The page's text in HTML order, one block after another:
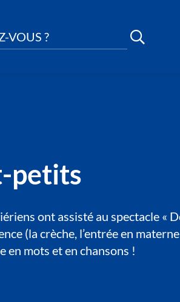
VOUS ?
petits
ont assisté au spectacle «
(la crèche, l’entrée en
en mots et en chansons !